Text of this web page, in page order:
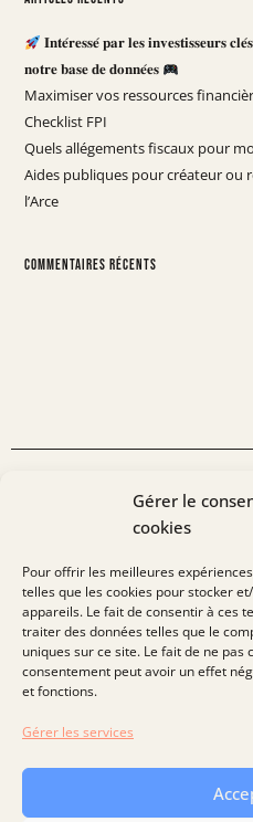
Gérer le
cookies
Pour offrir les meilleures
telles que les cookies pour stocker
appareils. Le fait de consentir à ces
traiter des données telles que le
uniques sur ce site. Le fait de ne
consentement peut avoir un effet
et fonctions.
Gérer les services
𝐈𝐧𝐭𝐞́𝐫𝐞𝐬𝐬𝐞́ 𝐩𝐚𝐫 𝐥𝐞𝐬 𝐢𝐧𝐯𝐞𝐬𝐭𝐢𝐬𝐬𝐞𝐮𝐫𝐬
𝐧𝐨𝐭𝐫𝐞 𝐛𝐚𝐬𝐞 𝐝𝐞 𝐝𝐨𝐧𝐧𝐞́𝐞𝐬
Maximiser vos ressources
Checklist FPI
Quels allégements fiscaux pour
Aides publiques pour créateur ou
l’Arce
Commentaires récents
Toujours curieux de
d’adresser de nouveaux
avec vous sur vos sujets de
contacter